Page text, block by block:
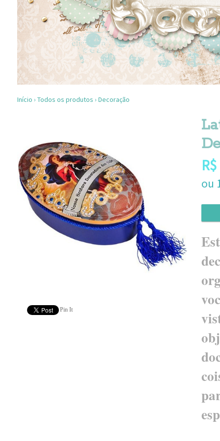
Início › Todos os produtos › Decoração
Pin It
R$
ou